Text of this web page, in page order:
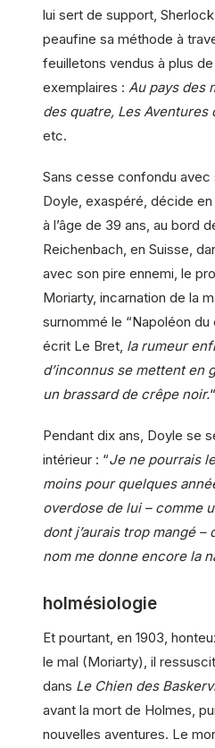
lui sert de support,
peaufine sa méthode à
feuilletons vendus à plus
exemplaires : Au pays des
des quatre, Les Aventures
etc.
Sans cesse confondu avec
Doyle, exaspéré, décide
à l’âge de 39 ans, au bord
Reichenbach, en Suisse,
avec son pire ennemi, le
Moriarty, incarnation de la
surnommé le “Napoléon du
écrit Le Bret, la rumeur
d’inconnus se mettent en
un brassard de crêpe noir.“
Pendant dix ans, Doyle se
intérieur : “Je ne pourrais
moins pour quelques
overdose de lui – comme
dont j’aurais trop mangé –
nom me donne encore la
holmésiologie
Et pourtant, en 1903,
le mal (Moriarty), il
dans Le Chien des
avant la mort de Holmes,
nouvelles aventures. Le